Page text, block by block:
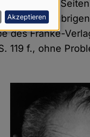
zwei
sich
des Franke-
119 f., ohne
Akzeptieren